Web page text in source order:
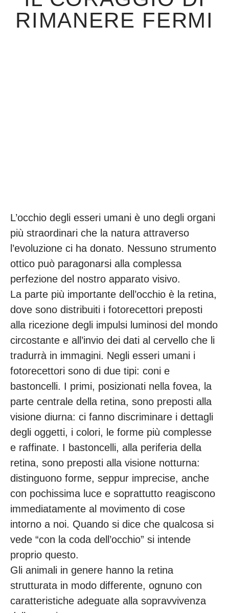
RIMANERE FERMI
L’occhio degli esseri umani è uno degli organi
più straordinari che la natura attraverso
l’evoluzione ci ha donato. Nessuno strumento
ottico può paragonarsi alla complessa
perfezione del nostro apparato visivo.
La parte più importante dell’occhio è la retina,
dove sono distribuiti i fotorecettori preposti
alla ricezione degli impulsi luminosi del mondo
circostante e all’invio dei dati al cervello che li
tradurrà in immagini. Negli esseri umani i
fotorecettori sono di due tipi: coni e
bastoncelli. I primi, posizionati nella fovea, la
parte centrale della retina, sono preposti alla
visione diurna: ci fanno discriminare i dettagli
degli oggetti, i colori, le forme più complesse
e raffinate. I bastoncelli, alla periferia della
retina, sono preposti alla visione notturna:
distinguono forme, seppur imprecise, anche
con pochissima luce e soprattutto reagiscono
immediatamente al movimento di cose
intorno a noi. Quando si dice che qualcosa si
vede “con la coda dell’occhio” si intende
proprio questo.
Gli animali in genere hanno la retina
strutturata in modo differente, ognuno con
caratteristiche adeguate alla sopravvivenza